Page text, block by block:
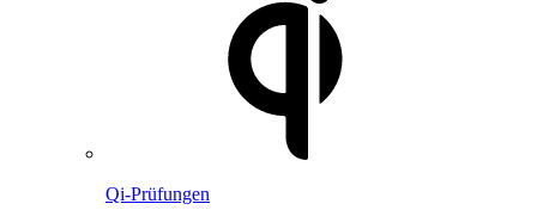
Qi-Prüfungen